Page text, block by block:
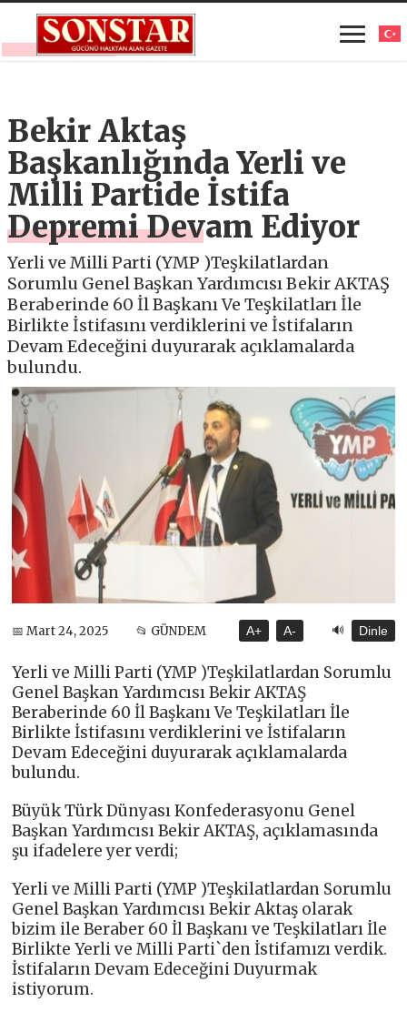
Bekir Aktaş
Başkanlığında Yerli ve
Milli Partide İstifa
Depremi Devam Ediyor
Yerli ve Milli Parti (YMP )Teşkilatlardan
Sorumlu Genel Başkan Yardımcısı Bekir AKTAŞ
Beraberinde 60 İl Başkanı Ve Teşkilatları İle
Birlikte İstifasını verdiklerini ve İstifaların
Devam Edeceğini duyurarak açıklamalarda
bulundu.
📅 Mart 24, 2025 📂 GÜNDEM A+ A- 🔊 Dinle
Yerli ve Milli Parti (YMP )Teşkilatlardan Sorumlu
Genel Başkan Yardımcısı Bekir AKTAŞ
Beraberinde 60 İl Başkanı Ve Teşkilatları İle
Birlikte İstifasını verdiklerini ve İstifaların
Devam Edeceğini duyurarak açıklamalarda
bulundu.
Büyük Türk Dünyası Konfederasyonu Genel
Başkan Yardımcısı Bekir AKTAŞ, açıklamasında
şu ifadelere yer verdi;
Yerli ve Milli Parti (YMP )Teşkilatlardan Sorumlu
Genel Başkan Yardımcısı Bekir Aktaş olarak
bizim ile Beraber 60 İl Başkanı ve Teşkilatları İle
Birlikte Yerli ve Milli Parti`den İstifamızı verdik.
İstifaların Devam Edeceğini Duyurmak
istiyorum.